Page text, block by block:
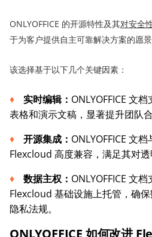
ONLYOFFICE 的开源特性及其对安全
于为客户提供自主可靠解决方案的愿景
该选择基于以下几个关键因素：
实时编辑： ONLYOFFICE 文
表格和演示文稿，显著提升团队合
开源集成： ONLYOFFICE 文
Flexcloud 高度兼容，满足其对透
数据主权： ONLYOFFICE 文
Flexcloud 基础设施上托管，确
隐私法规。